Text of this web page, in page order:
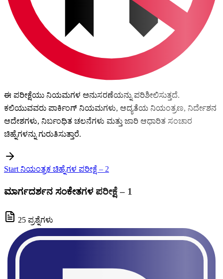
ಈ ಪರೀಕ್ಷೆಯು ನಿಯಮಗಳ ಅನುಸರಣೆಯನ್ನು ಪರಿಶೀಲಿಸುತ್ತದೆ.
ಕಲಿಯುವವರು ಪಾರ್ಕಿಂಗ್ ನಿಯಮಗಳು, ಆದ್ಯತೆಯ ನಿಯಂತ್ರಣ, ನಿರ್ದೇಶನ
ಆದೇಶಗಳು, ನಿರ್ಬಂಧಿತ ಚಲನೆಗಳು ಮತ್ತು ಜಾರಿ ಆಧಾರಿತ ಸಂಚಾರ
ಚಿಹ್ನೆಗಳನ್ನು ಗುರುತಿಸುತ್ತಾರೆ.
Start ನಿಯಂತ್ರಕ ಚಿಹ್ನೆಗಳ ಪರೀಕ್ಷೆ – 2
ಮಾರ್ಗದರ್ಶನ ಸಂಕೇತಗಳ ಪರೀಕ್ಷೆ – 1
25 ಪ್ರಶ್ನೆಗಳು